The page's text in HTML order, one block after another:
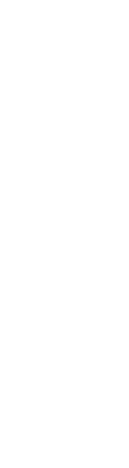
Universidad
Universidad
LLM 2025